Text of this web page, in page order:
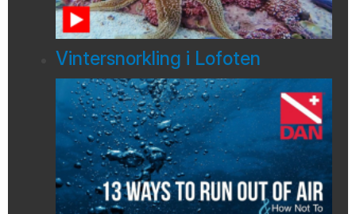
Vintersnorkling i Lofoten